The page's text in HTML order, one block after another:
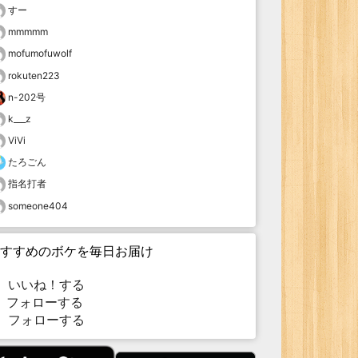
すー
mmmmm
mofumofuwolf
rokuten223
n-202号
k___z
ViVi
たろごん
指名打者
someone404
すめのボケを毎日お届け
いいね！する
ォローする
フォローする